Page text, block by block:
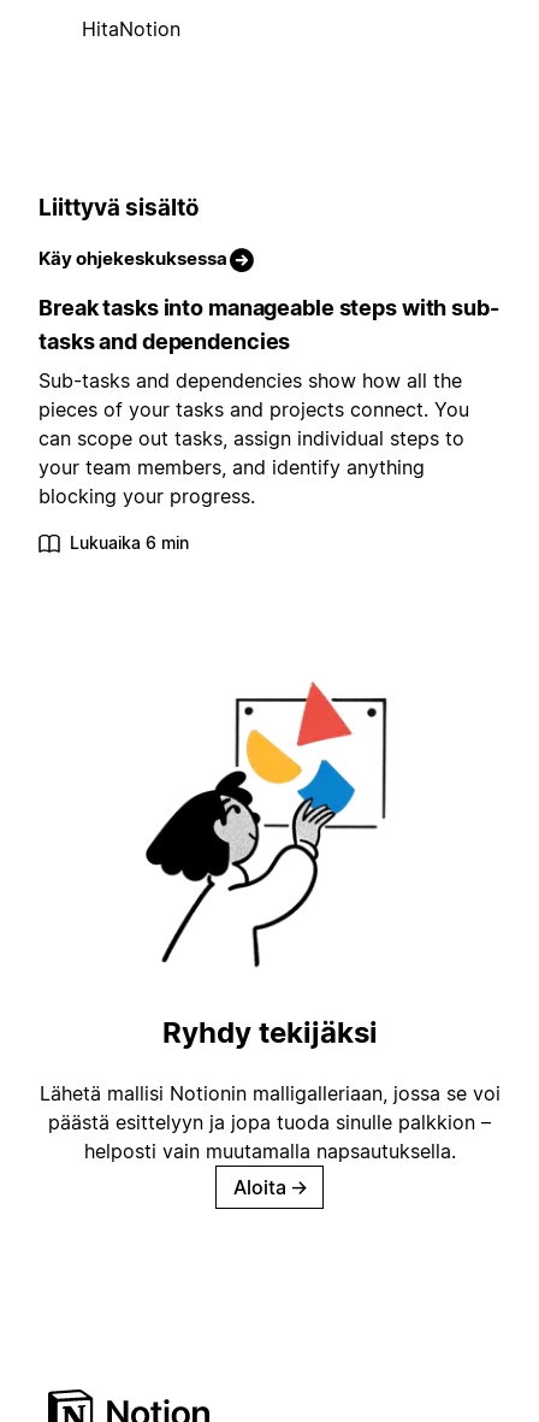
HitaNotion
Liittyvä sisältö
Käy ohjekeskuksessa
Break tasks into manageable steps with sub-
tasks and dependencies
Sub-tasks and dependencies show how all the
pieces of your tasks and projects connect. You
can scope out tasks, assign individual steps to
your team members, and identify anything
blocking your progress.
Lukuaika 6 min
Ryhdy tekijäksi
Lähetä mallisi Notionin malligalleriaan, jossa se voi
päästä esittelyyn ja jopa tuoda sinulle palkkion –
helposti vain muutamalla napsautuksella.
Aloita →